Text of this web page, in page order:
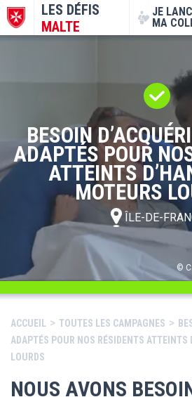
LES DÉFIS
MALTE
JE
MA
BESOIN
ADAPTÉS POUR
ATTEINTS
MOTEURS
ÎLE-DE-
©
ACCUEIL > TOUTES LES CAMPAGNES >
ADAPTÉS POUR NOS RÉSIDENTS ATTEINTS
LOURDS
NOUS AVONS